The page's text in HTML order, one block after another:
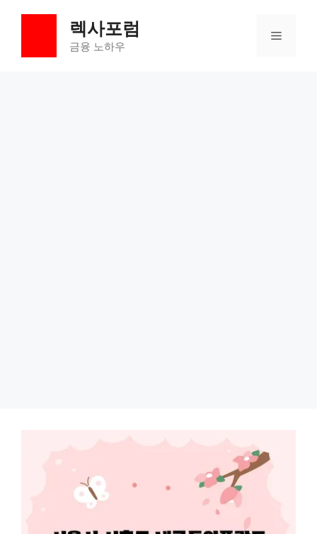
렉사포럼
금융 노하우
메